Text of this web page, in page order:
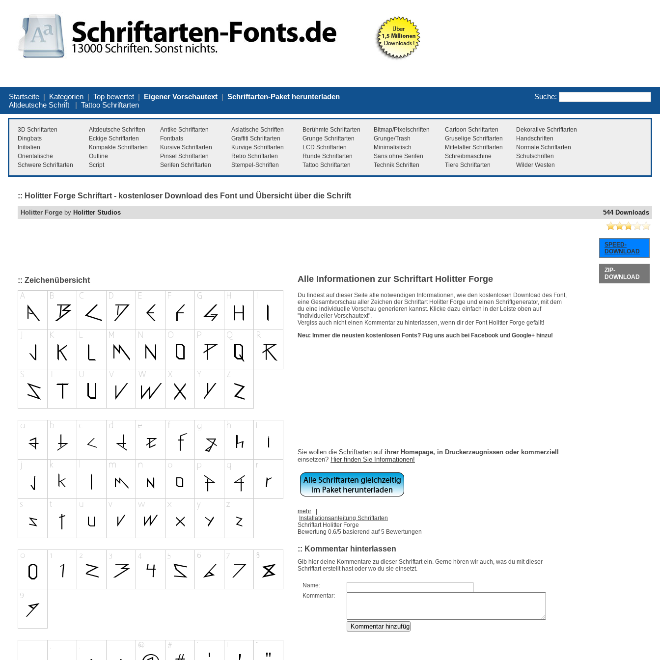
Suche:
Startseite | Kategorien | Top bewertet | Eigener Vorschautext | Schriftarten-Paket herunterladen
Altdeutsche Schrift | Tattoo Schriftarten
3D Schriftarten Altdeutsche Schriften Antike Schriftarten Asiatische Schriften Berühmte Schriftarten Bitmap/Pixelschriften Cartoon Schriftarten
Dekorative Schriftarten
Dingbats
Eckige Schriftarten Fontbats Graffiti Schriftarten Grunge Schriftarten Grunge/Trash Gruselige Schriftarten
Handschriften
Initialien
Kompakte Schriftarten Kursive Schriftarten Kurvige Schriftarten LCD Schriftarten Minimalistisch Mittelalter Schriftarten
Normale Schriftarten
Orientalische
Outline Pinsel Schriftarten Retro Schriftarten Runde Schriftarten Sans ohne Serifen Schreibmaschine
Schulschriften
Schwere Schriftarten
Script Serifen Schriftarten Stempel-Schriften Tattoo Schriftarten Technik Schriften Tiere Schriftarten Wilder Westen
:: Holitter Forge Schriftart - kostenloser Download des Font und Übersicht über die Schrift
544 Downloads
Holitter Forge by Holitter Studios
SPEED-
DOWNLOAD
ZIP-
DOWNLOAD
:: Zeichenübersicht Alle Informationen zur Schriftart Holitter Forge
Du findest auf dieser Seite alle notwendigen Informationen, wie den kostenlosen Download des Font,
eine Gesamtvorschau aller Zeichen der Schriftart Holitter Forge und einen Schriftgenerator, mit dem
du eine individuelle Vorschau generieren kannst. Klicke dazu einfach in der Leiste oben auf
"Individueller Vorschautext".
Vergiss auch nicht einen Kommentar zu hinterlassen, wenn dir der Font Holitter Forge gefällt!
Neu: Immer die neusten kostenlosen Fonts? Füg uns auch bei Facebook und Google+ hinzu!
Sie wollen die Schriftarten auf ihrer Homepage, in Druckerzeugnissen oder kommerziell
einsetzen? Hier finden Sie Informationen!
mehr
Installationsanleitung Schriftarten
Schriftart Holitter Forge
Bewertung 0.6/5 basierend auf5 Bewertungen
:: Kommentar hinterlassen
Gib hier deine Kommentare zu dieser Schriftart ein. Gerne hören wir auch, was du mit dieser
Schriftart erstellt hast oder wo du sie einsetzt.
Name:
Kommentar: